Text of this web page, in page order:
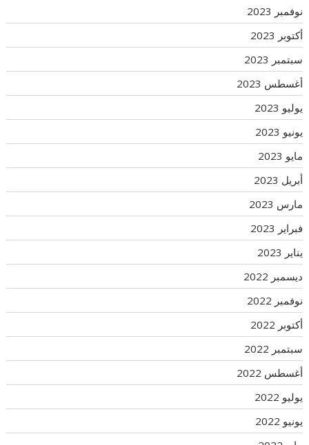
نوفمبر 2023
أكتوبر 2023
سبتمبر 2023
أغسطس 2023
يوليو 2023
يونيو 2023
مايو 2023
أبريل 2023
مارس 2023
فبراير 2023
يناير 2023
ديسمبر 2022
نوفمبر 2022
أكتوبر 2022
سبتمبر 2022
أغسطس 2022
يوليو 2022
يونيو 2022